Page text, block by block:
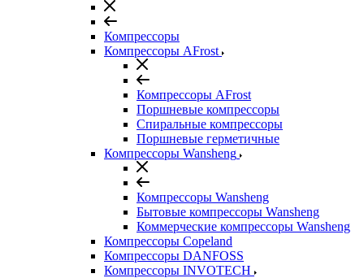
Компрессоры
Компрессоры AFrost
Компрессоры AFrost
Поршневые компрессоры
Спиральные компрессоры
Поршневые герметичные
Компрессоры Wansheng
Компрессоры Wansheng
Бытовые компрессоры Wansheng
Коммерческие компрессоры Wansheng
Компрессоры Copeland
Компрессоры DANFOSS
Компрессоры INVOTECH